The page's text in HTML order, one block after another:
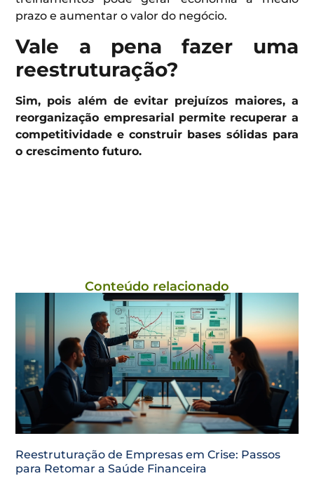
prazo e aumentar o valor do negócio.
Vale a pena fazer uma
reestruturação?
Sim, pois além de evitar prejuízos maiores, a
reorganização empresarial permite recuperar a
competitividade e construir bases sólidas para
o crescimento futuro.
Conteúdo relacionado
Reestruturação de Empresas em Crise: Passos
para Retomar a Saúde Financeira